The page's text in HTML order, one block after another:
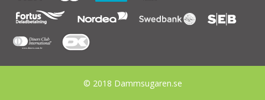
© 2018 Dammsugaren.se